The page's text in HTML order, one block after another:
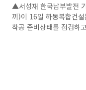
▲서성재 한국남부발전
끼)이 16일 하동복합건
착공 준비상태를 점검하